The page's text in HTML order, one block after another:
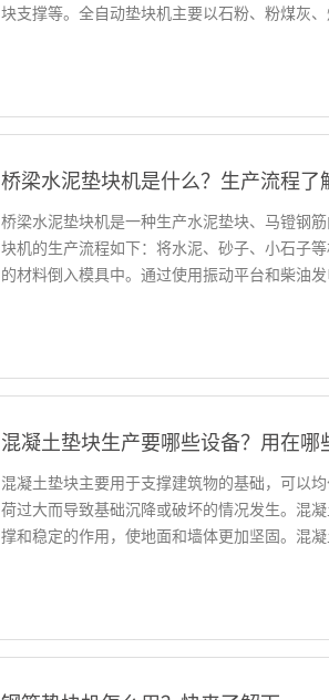
块支撑等。全自动垫块机主要以石粉、粉煤灰
桥梁水泥垫块机是什么？生产流程了
桥梁水泥垫块机是一种生产水泥垫块、马镫钢
块机的生产流程如下：将水泥、砂子、小石子
的材料倒入模具中。通过使用振动平台和柴油
混凝土垫块生产要哪些设备？用在哪
混凝土垫块主要用于支撑建筑物的基础，可以
荷过大而导致基础沉降或破坏的情况发生。混
撑和稳定的作用，使地面和墙体更加坚固。混